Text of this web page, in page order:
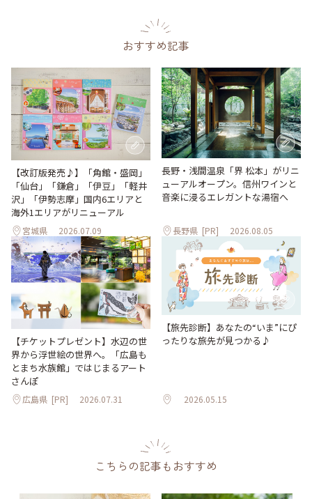
おすすめ記事
【改訂版発売♪】「角館・盛岡」
「仙台」「鎌倉」「伊豆」「軽井
沢」「伊勢志摩」国内6エリアと
海外1エリアがリニューアル
宮城県 2026.07.09
長野・浅間温泉「界 松本」がリニ
ューアルオープン。信州ワインと
音楽に浸るエレガントな湯宿へ
長野県 [PR] 2026.08.05
【チケットプレゼント】水辺の世
界から浮世絵の世界へ。「広島も
とまち水族館」ではじまるアート
さんぽ
広島県 [PR] 2026.07.31
【旅先診断】あなたの“いま”にぴ
ったりな旅先が見つかる♪
2026.05.15
こちらの記事もおすすめ